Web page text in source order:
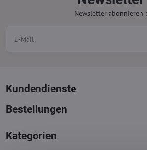
Newsletter abonnieren :
Kundendienste
Bestellungen
Kategorien